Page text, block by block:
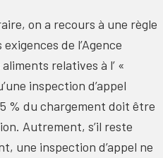
on a recours à une règle
de l’Agence
relatives à l’ «
inspection d’appel
% du chargement doit être
Autrement, s’il reste
une inspection d’appel ne